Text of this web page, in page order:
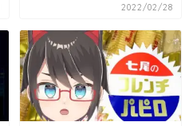
2022/02/28